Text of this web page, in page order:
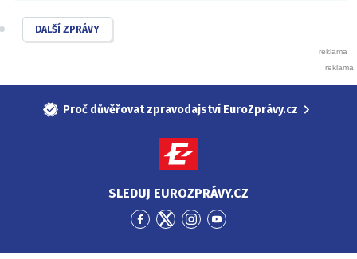
DALŠÍ ZPRÁVY
Proč důvěřovat zpravodajství EuroZprávy.cz
SLEDUJ EUROZPRÁVY.CZ
PřejítPřejítPřejítPřejít